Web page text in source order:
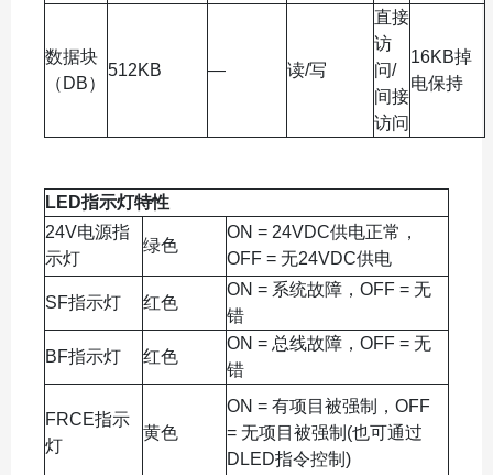
数据块
（DB）
512KB — 读/写
直接
访
问/
间接
访问
16KB掉
电保持
LED指示灯特性
24V电源指
示灯
绿色
ON = 24VDC供电正常，
OFF = 无24VDC供电
SF指示灯 红色
ON = 系统故障，OFF = 无
错
BF指示灯 红色
ON = 总线故障，OFF = 无
错
FRCE指示
灯
黄色
ON = 有项目被强制，OFF
= 无项目被强制(也可通过
DLED指令控制)